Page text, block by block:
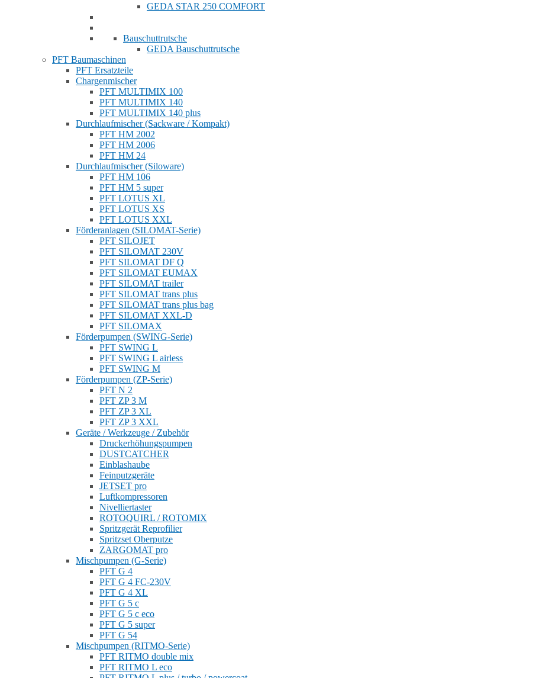
GEDA STAR 250 COMFORT
Bauschuttrutsche
GEDA Bauschuttrutsche
PFT Baumaschinen
PFT Ersatzteile
Chargenmischer
PFT MULTIMIX 100
PFT MULTIMIX 140
PFT MULTIMIX 140 plus
Durchlaufmischer (Sackware / Kompakt)
PFT HM 2002
PFT HM 2006
PFT HM 24
Durchlaufmischer (Siloware)
PFT HM 106
PFT HM 5 super
PFT LOTUS XL
PFT LOTUS XS
PFT LOTUS XXL
Förderanlagen (SILOMAT-Serie)
PFT SILOJET
PFT SILOMAT 230V
PFT SILOMAT DF Q
PFT SILOMAT EUMAX
PFT SILOMAT trailer
PFT SILOMAT trans plus
PFT SILOMAT trans plus bag
PFT SILOMAT XXL-D
PFT SILOMAX
Förderpumpen (SWING-Serie)
PFT SWING L
PFT SWING L airless
PFT SWING M
Förderpumpen (ZP-Serie)
PFT N 2
PFT ZP 3 M
PFT ZP 3 XL
PFT ZP 3 XXL
Geräte / Werkzeuge / Zubehör
Druckerhöhungspumpen
DUSTCATCHER
Einblashaube
Feinputzgeräte
JETSET pro
Luftkompressoren
Nivelliertaster
ROTOQUIRL / ROTOMIX
Spritzgerät Reprofilier
Spritzset Oberputze
ZARGOMAT pro
Mischpumpen (G-Serie)
PFT G 4
PFT G 4 FC-230V
PFT G 4 XL
PFT G 5 c
PFT G 5 c eco
PFT G 5 super
PFT G 54
Mischpumpen (RITMO-Serie)
PFT RITMO double mix
PFT RITMO L eco